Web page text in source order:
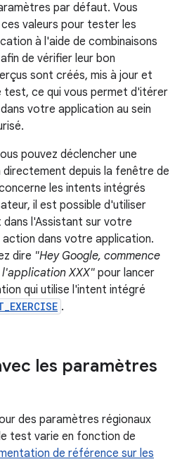
par défaut. Vous
valeurs pour tester les
à l'aide de combinaisons
de vérifier leur bon
sont créés, mis à jour et
test, ce qui vous permet d'itérer
votre application au sein
pouvez déclencher une
depuis la fenêtre de
les intents intégrés
il est possible d'utiliser
l'Assistant sur votre
dans votre application.
dire "Hey Google, commence
XXX"pour lancer
qui utilise l'intent intégré
.
les paramètres
des paramètres régionaux
test varie en fonction de
de référence sur les